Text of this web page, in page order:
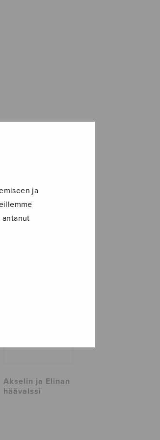
ja
Akselin ja Elinan
häävalssi